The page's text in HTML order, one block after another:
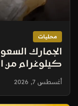
محليات
كيلوغرام من
أغسطس 7, 2026